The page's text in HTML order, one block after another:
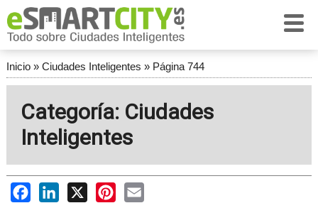
Inicio» Ciudades Inteligentes » Página 744
Categoría: Ciudades
Inteligentes
FacebookLinkedIn
X PinterestEmail